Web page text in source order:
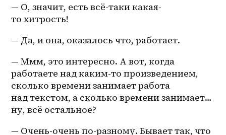
— О, значит, есть всё-таки какая-
то хитрость!
— Да, и она, оказалось что, работает.
— Ммм, это интересно. А вот, когда
работаете над каким-то произведением,
сколько времени занимает работа
над текстом, а сколько времени занимает…
ну, всё остальное?
— Очень-очень по-разному. Бывает так, что